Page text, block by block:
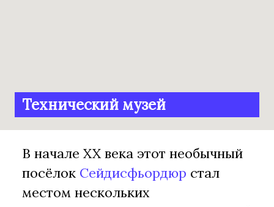
Технический музей
В начале XX века этот необычный
посёлок Сейдисфьордюр стал
местом нескольких